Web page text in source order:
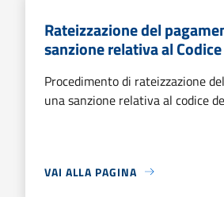
Rateizzazione del
sanzione relativa al
Procedimento di rateizzazione
una sanzione relativa al codice
VAI ALLA PAGINA